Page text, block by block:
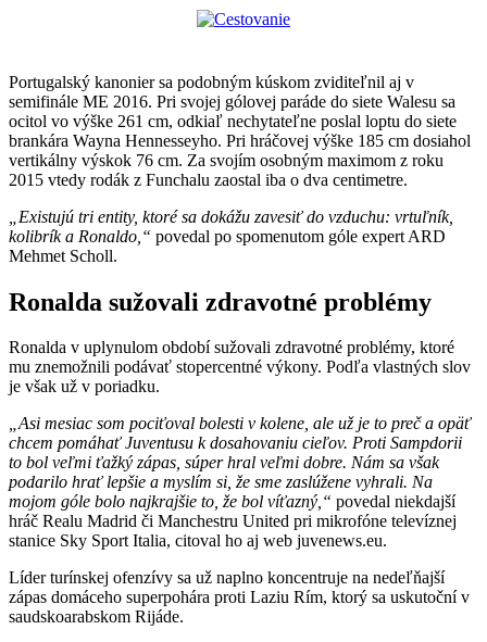
Portugalský kanonier sa podobným kúskom zviditeľnil aj v
semifinále ME 2016. Pri svojej gólovej paráde do siete Walesu sa
ocitol vo výške 261 cm, odkiaľ nechytateľne poslal loptu do siete
brankára Wayna Hennesseyho. Pri hráčovej výške 185 cm dosiahol
vertikálny výskok 76 cm. Za svojím osobným maximom z roku
2015 vtedy rodák z Funchalu zaostal iba o dva centimetre.
„Existujú tri entity, ktoré sa dokážu zavesiť do vzduchu: vrtuľník,
kolibrík a Ronaldo,“ povedal po spomenutom góle expert ARD
Mehmet Scholl.
Ronalda sužovali zdravotné problémy
Ronalda v uplynulom období sužovali zdravotné problémy, ktoré
mu znemožnili podávať stopercentné výkony. Podľa vlastných slov
je však už v poriadku.
„Asi mesiac som pociťoval bolesti v kolene, ale už je to preč a opäť
chcem pomáhať Juventusu k dosahovaniu cieľov. Proti Sampdorii
to bol veľmi ťažký zápas, súper hral veľmi dobre. Nám sa však
podarilo hrať lepšie a myslím si, že sme zaslúžene vyhrali. Na
mojom góle bolo najkrajšie to, že bol víťazný,“ povedal niekdajší
hráč Realu Madrid či Manchestru United pri mikrofóne televíznej
stanice Sky Sport Italia, citoval ho aj web juvenews.eu.
Líder turínskej ofenzívy sa už naplno koncentruje na nedeľňajší
zápas domáceho superpohára proti Laziu Rím, ktorý sa uskutoční v
saudskoarabskom Rijáde.